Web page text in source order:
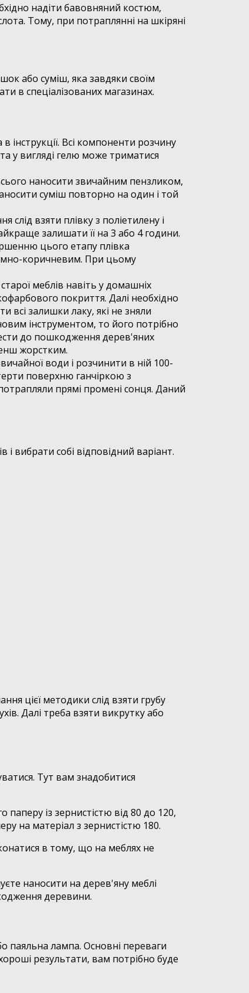
надіти бавовняний костюм,
Тому, при потраплянні на шкіряні
або суміш, яка завдяки своїм
в спеціалізованих магазинах.
інструкції. Всі компоненти розчину
у вигляді гелю може триматися
наносити звичайним пензликом,
суміш повторно на один і той
взяти плівку з поліетилену і
залишати її на 3 або 4 години.
цього етапу плівка
коричневим. При цьому
меблів навіть у домашніх
покриття. Далі необхідно
всі залишки лаку, які не зняли
інструментом, то його потрібно
до пошкодження дерев'яних
жорстким.
води і розчинити в ній 100-
поверхню ганчіркою з
прямі промені сонця. Даний
і вибрати собі відповідний варіант.
цієї методики слід взяти грубу
Далі треба взяти викрутку або
Тут вам знадобитися
із зернистістю від 80 до 120,
на матеріал з зернистістю 180.
в тому, що на меблях не
наносити на дерев'яну меблі
деревини.
паяльна лампа. Основні переваги
результати, вам потрібно буде